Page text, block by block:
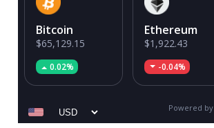
Bitcoin
$65,129.15
0.02%
Ethereum
$1,922.43
-0.04%
Powered by